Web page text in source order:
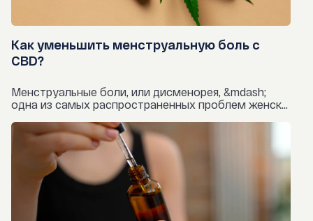
Как уменьшить менструальную боль с
CBD?
Менструальные боли, или дисменорея, &mdash;
одна из самых распространенных проблем женск...